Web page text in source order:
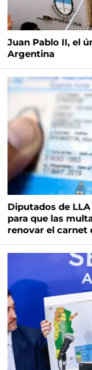
Juan Pablo II, el
Argentina
Diputados de
para que las
renovar el carnet